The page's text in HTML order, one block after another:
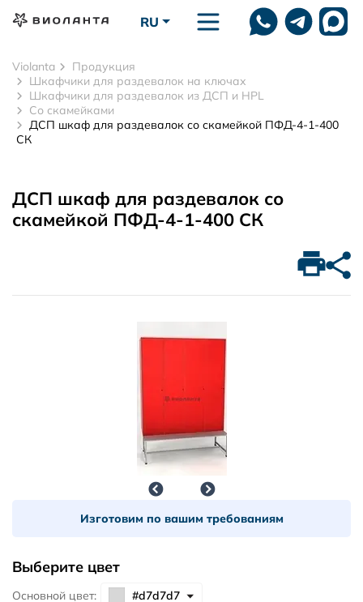
RU
Violanta
Продукция
Шкафчики для раздевалок на ключах
Шкафчики для раздевалок из ДСП и HPL
Со скамейками
ДСП шкаф для раздевалок со скамейкой ПФД-4-1-400
СК
ДСП шкаф для раздевалок со
скамейкой ПФД-4-1-400 СК
Изготовим по вашим требованиям
Выберите цвет
Основной цвет: